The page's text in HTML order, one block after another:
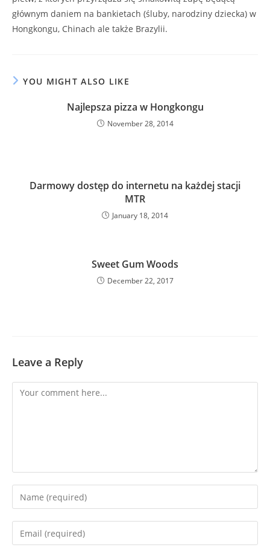
głównym daniem na bankietach (śluby, narodziny dziecka) w
Hongkongu, Chinach ale także Brazylii.
YOU MIGHT ALSO LIKE
Najlepsza pizza w Hongkongu
November 28, 2014
Darmowy dostęp do internetu na każdej stacji
MTR
January 18, 2014
Sweet Gum Woods
December 22, 2017
Leave a Reply
Comment
Enter
your
name
Enter
your